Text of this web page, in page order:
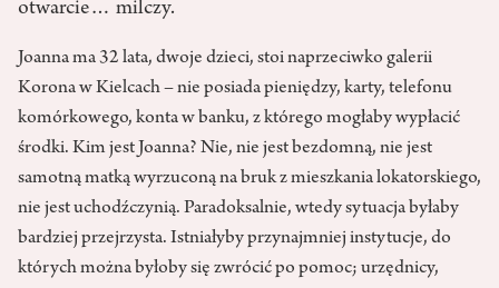
otwarcie… milczy.
Joanna ma 32 lata, dwoje dzieci, stoi naprzeciwko galerii
Korona w Kielcach – nie posiada pieniędzy, karty, telefonu
komórkowego, konta w banku, z którego mogłaby wypłacić
środki. Kim jest Joanna? Nie, nie jest bezdomną, nie jest
samotną matką wyrzuconą na bruk z mieszkania lokatorskiego,
nie jest uchodźczynią. Paradoksalnie, wtedy sytuacja byłaby
bardziej przejrzysta. Istniałyby przynajmniej instytucje, do
których można byłoby się zwrócić po pomoc; urzędnicy,